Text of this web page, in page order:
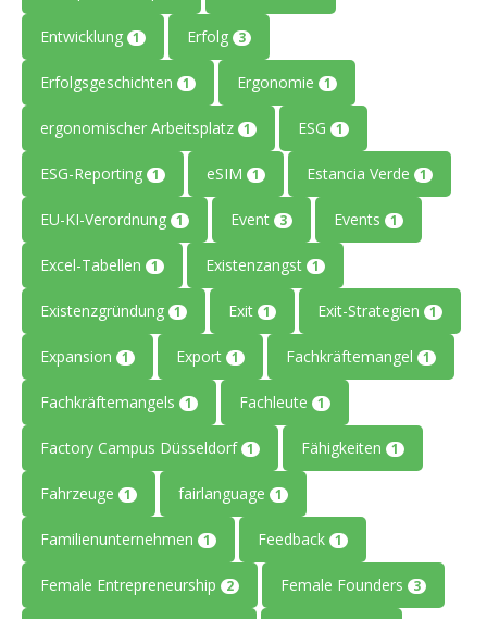
Entwicklung 1 Erfolg 3
Erfolgsgeschichten 1 Ergonomie 1
ergonomischer Arbeitsplatz 1 ESG 1
ESG-Reporting 1 eSIM 1 Estancia Verde 1
EU-KI-Verordnung 1 Event 3 Events 1
Excel-Tabellen 1 Existenzangst 1
Existenzgründung 1 Exit 1 Exit-Strategien 1
Expansion 1 Export 1 Fachkräftemangel 1
Fachkräftemangels 1 Fachleute 1
Factory Campus Düsseldorf 1 Fähigkeiten 1
Fahrzeuge 1 fairlanguage 1
Familienunternehmen 1 Feedback 1
Female Entrepreneurship 2 Female Founders 3